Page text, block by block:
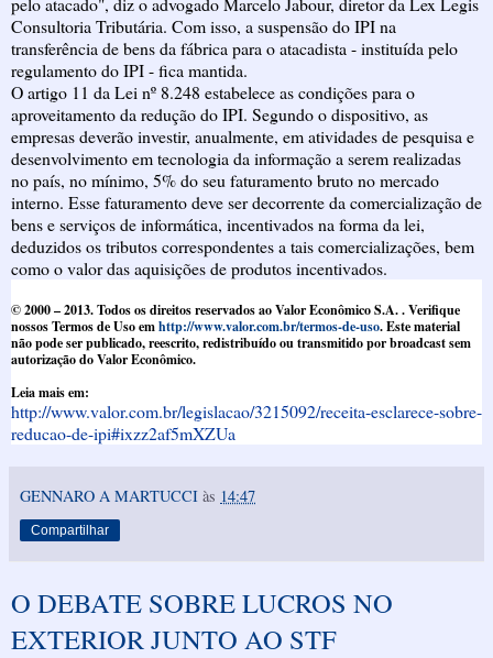
Consultoria Tributária. Com isso, a suspensão do IPI na
transferência de bens da fábrica para o atacadista - instituída pelo
regulamento do IPI - fica mantida.
O artigo 11 da Lei nº 8.248 estabelece as condições para o
aproveitamento da redução do IPI. Segundo o dispositivo, as
empresas deverão investir, anualmente, em atividades de pesquisa e
desenvolvimento em tecnologia da informação a serem realizadas
no país, no mínimo, 5% do seu faturamento bruto no mercado
interno. Esse faturamento deve ser decorrente da comercialização de
bens e serviços de informática, incentivados na forma da lei,
deduzidos os tributos correspondentes a tais comercializações, bem
como o valor das aquisições de produtos incentivados.
© 2000 – 2013. Todos os direitos reservados ao Valor Econômico S.A. . Verifique
nossos Termos de Uso emhttp://www.valor.com.br/termos-de-uso. Este material
não pode ser publicado, reescrito, redistribuído ou transmitido por broadcast sem
autorização do Valor Econômico.
Leia mais em:
http://www.valor.com.br/legislacao/3215092/receita-esclarece-sobre-
reducao-de-ipi#ixzz2af5mXZUa
GENNARO A MARTUCCI às 14:47
Compartilhar
O DEBATE SOBRE LUCROS NO
EXTERIOR JUNTO AO STF